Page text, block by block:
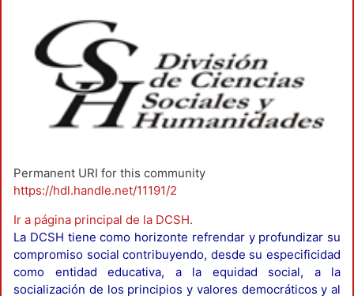
Permanent URI for this community
https://hdl.handle.net/11191/2
Ir a página principal de la DCSH.
La DCSH tiene como horizonte refrendar y profundizar su
compromiso social contribuyendo, desde su especificidad
como entidad educativa, a la equidad social, a la
socialización de los principios y valores democráticos y al